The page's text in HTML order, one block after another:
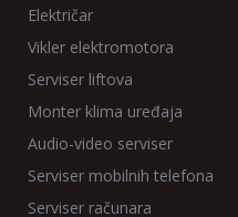
Električar
Vikler elektromotora
Serviser liftova
Monter klima uređaja
Audio-video serviser
Serviser mobilnih telefona
Serviser računara